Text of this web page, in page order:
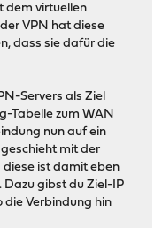
dem virtuellen
VPN hat diese
dass sie dafür die
Servers als Ziel
Tabelle zum WAN
nun auf ein
mit der
diese ist damit eben
gibst du Ziel-IP
die Verbindung hin